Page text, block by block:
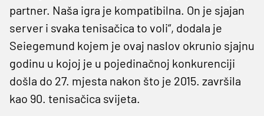
partner. Naša igra je kompatibilna. On je sjajan
server i svaka tenisačica to voli“, dodala je
Seiegemund kojem je ovaj naslov okrunio sjajnu
godinu u kojoj je u pojedinačnoj konkurenciji
došla do 27. mjesta nakon što je 2015. završila
kao 90. tenisačica svijeta.